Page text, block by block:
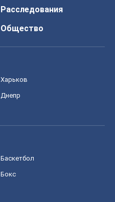
Расследования
Общество
Харьков
Днепр
Баскетбол
Бокс